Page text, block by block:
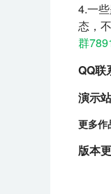
4.一
态，
群
QQ联
演示
更多作
版本